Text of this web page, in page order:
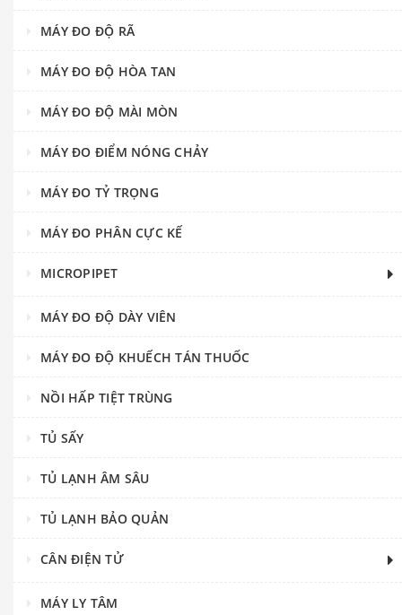
MÁY ĐO ĐỘ RÃ
MÁY ĐO ĐỘ HÒA TAN
MÁY ĐO ĐỘ MÀI MÒN
MÁY ĐO ĐIỂM NÓNG CHẢY
MÁY ĐO TỶ TRỌNG
MÁY ĐO PHÂN CỰC KẾ
MICROPIPET
MÁY ĐO ĐỘ DÀY VIÊN
MÁY ĐO ĐỘ KHUẾCH TÁN THUỐC
NỒI HẤP TIỆT TRÙNG
TỦ SẤY
TỦ LẠNH ÂM SÂU
TỦ LẠNH BẢO QUẢN
CÂN ĐIỆN TỬ
MÁY LY TÂM